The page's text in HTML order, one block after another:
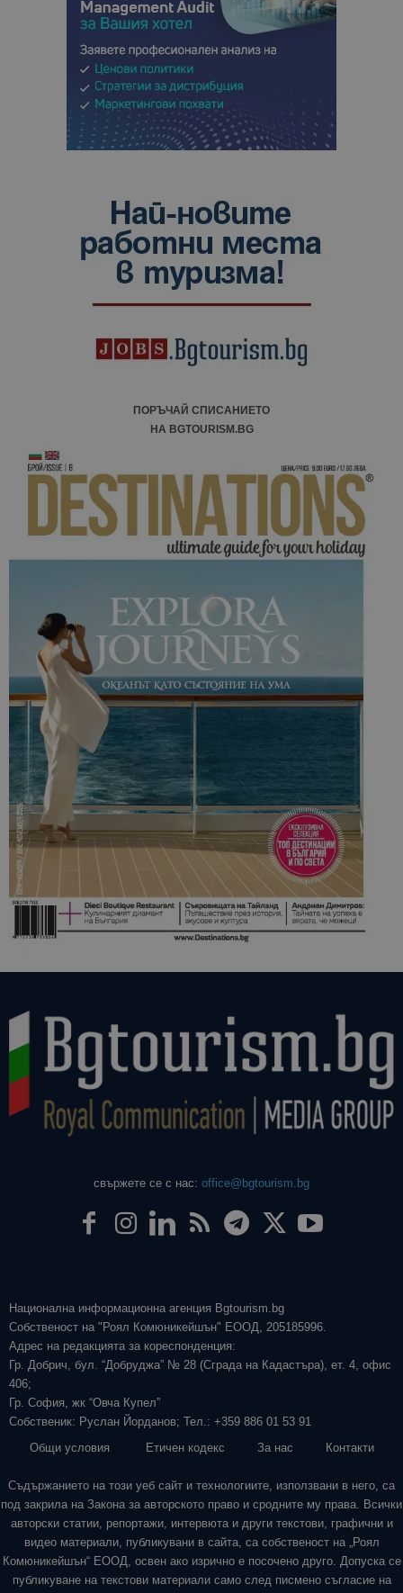
ПОРЪЧАЙ СПИСАНИЕТО
НА BGTOURISM.BG
свържете се с нас: office@bgtourism.bg
Национална информационна агенция Bgtourism.bg
Собственост на "Роял Комюникейшън" ЕООД, 205185996.
Адрес на редакцията за кореспонденция:
Гр. Добрич, бул. “Добруджа” № 28 (Сграда на Кадастъра), ет. 4, офис
406;
Гр. София, жк “Овча Купел”
Собственик: Руслан Йорданов; Тел.: +359 886 01 53 91
Общи условия
Етичен кодекс За нас Контакти
Съдържанието на този уеб сайт и технологиите, използвани в него, са
под закрила на Закона за авторското право и сродните му права. Всички
авторски статии, репортажи, интервюта и други текстови, графични и
видео материали, публикувани в сайта, са собственост на „Роял
Комюникейшън“ ЕООД, освен ако изрично е посочено друго. Допуска се
публикуване на текстови материали само след писмено съгласие на